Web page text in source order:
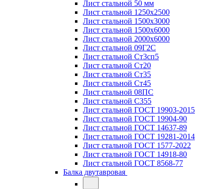
Лист стальной 50 мм
Лист стальной 1250х2500
Лист стальной 1500х3000
Лист стальной 1500х6000
Лист стальной 2000х6000
Лист стальной 09Г2С
Лист стальной Ст3сп5
Лист стальной Ст20
Лист стальной Ст35
Лист стальной Ст45
Лист стальной 08ПС
Лист стальной С355
Лист стальной ГОСТ 19903-2015
Лист стальной ГОСТ 19904-90
Лист стальной ГОСТ 14637-89
Лист стальной ГОСТ 19281-2014
Лист стальной ГОСТ 1577-2022
Лист стальной ГОСТ 14918-80
Лист стальной ГОСТ 8568-77
Балка двутавровая